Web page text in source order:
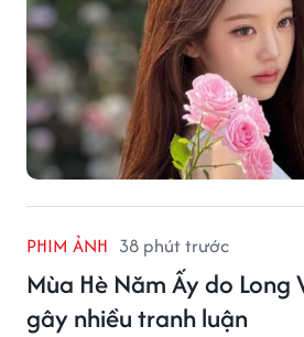
PHIM ẢNH 38 phút trước
Mùa Hè Năm Ấy do Long
gây nhiều tranh luận